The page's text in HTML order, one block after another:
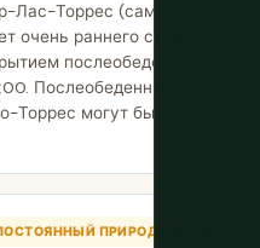
Лас-Торрес (самый
очень раннего старта
послеобеденных
Послеобеденные
Торрес могут быть
ПРИРОДНЫЙ РИСК